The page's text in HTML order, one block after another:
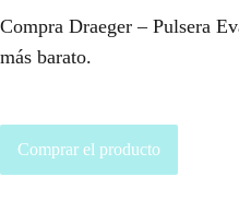
Compra Draeger – Pulsera
más barato.
Comprar el producto